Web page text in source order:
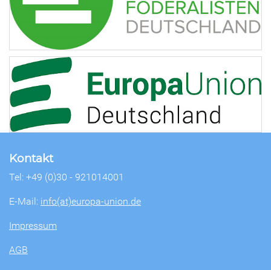
Kontakt
Tel: +49 (0)30 - 921014001
E-Mail: info(at)europa-union.de
Impressum
AGB